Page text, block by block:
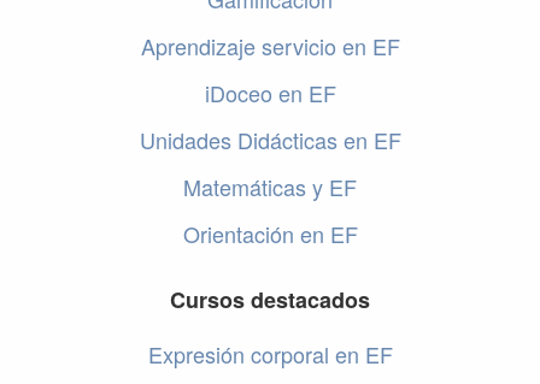
Aprendizaje servicio en EF
iDoceo en EF
Unidades Didácticas en EF
Matemáticas y EF
Orientación en EF
Cursos destacados
Expresión corporal en EF